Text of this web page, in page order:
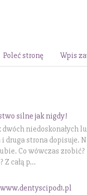
Poleć stronę Wpis
silne jak nigdy!
niedoskonałych
druga strona dopisuje.
Co wówczas zrobić?
całą p...